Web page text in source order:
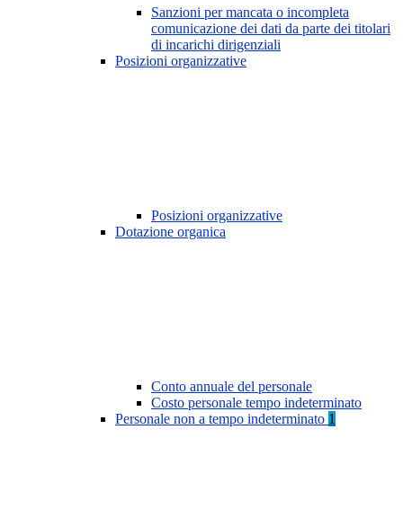
Sanzioni per mancata o incompleta
comunicazione dei dati da parte dei titolari
di incarichi dirigenziali
Posizioni organizzative
Posizioni organizzative
Dotazione organica
Conto annuale del personale
Costo personale tempo indeterminato
Personale non a tempo indeterminato 1